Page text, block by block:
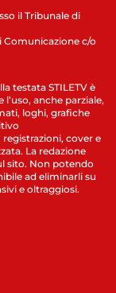
il Tribunale di
Comunicazione c/o
testata STILETV è
anche parziale,
loghi, grafiche
cover e
La redazione
sito. Non potendo
ad eliminarli su
e oltraggiosi.